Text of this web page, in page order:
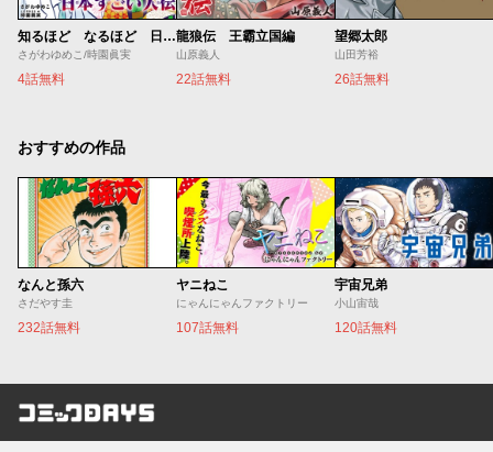
知るほど なるほど 日本すごい人伝
さがわゆめこ/時園眞実
4話無料
龍狼伝 王霸立国編
山原義人
22話無料
望郷太郎
山田芳裕
26話無料
おすすめの作品
なんと孫六
さだやす圭
232話無料
ヤニねこ
にゃんにゃんファクトリー
107話無料
宇宙兄弟
小山宙哉
120話無料
コミックDAYS